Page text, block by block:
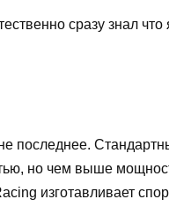
сразу знал что
последнее.
но чем выше
изготавливает